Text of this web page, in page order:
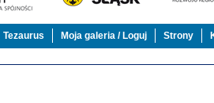
Tezaurus Moja galeria / Loguj Strony